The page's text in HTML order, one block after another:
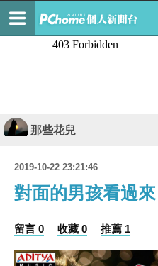
那些花兒
2019-10-22 23:21:46
對面的男孩看過來
留言 0 收藏 0 推薦 1